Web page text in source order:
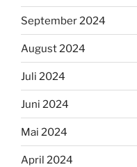
September 2024
August 2024
Juli 2024
Juni 2024
Mai 2024
April 2024